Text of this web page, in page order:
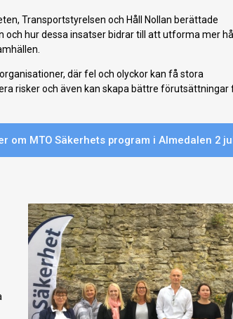
Transportstyrelsen och Håll Nollan berättade
hur dessa insatser bidrar till att utforma mer
där fel och olyckor kan få stora
risker och även kan skapa bättre förutsättningar
om MTO Säkerhets program i Almedalen 2